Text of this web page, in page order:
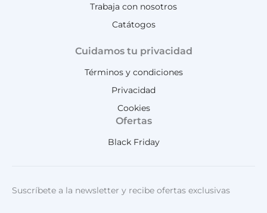
Trabaja con nosotros
Catátogos
Cuidamos tu privacidad
Términos y condiciones
Privacidad
Cookies
Ofertas
Black Friday
Suscríbete a la newsletter y recibe ofertas exclusivas